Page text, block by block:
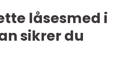
låsesmed i
sikrer du